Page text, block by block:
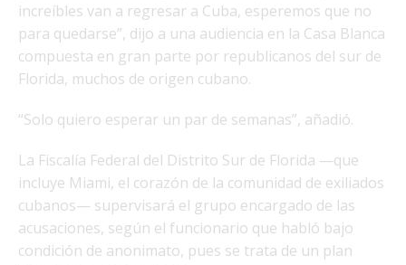
increíbles van a regresar a Cuba, esperemos que no
para quedarse”, dijo a una audiencia en la Casa Blanca
compuesta en gran parte por republicanos del sur de
Florida, muchos de origen cubano.
“Solo quiero esperar un par de semanas”, añadió.
La Fiscalía Federal del Distrito Sur de Florida —que
incluye Miami, el corazón de la comunidad de exiliados
cubanos— supervisará el grupo encargado de las
acusaciones, según el funcionario que habló bajo
condición de anonimato, pues se trata de un plan